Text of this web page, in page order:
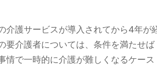
介護サービスが導入されてから4年が
要介護者については、条件を満たせば
情で一時的に介護が難しくなるケース